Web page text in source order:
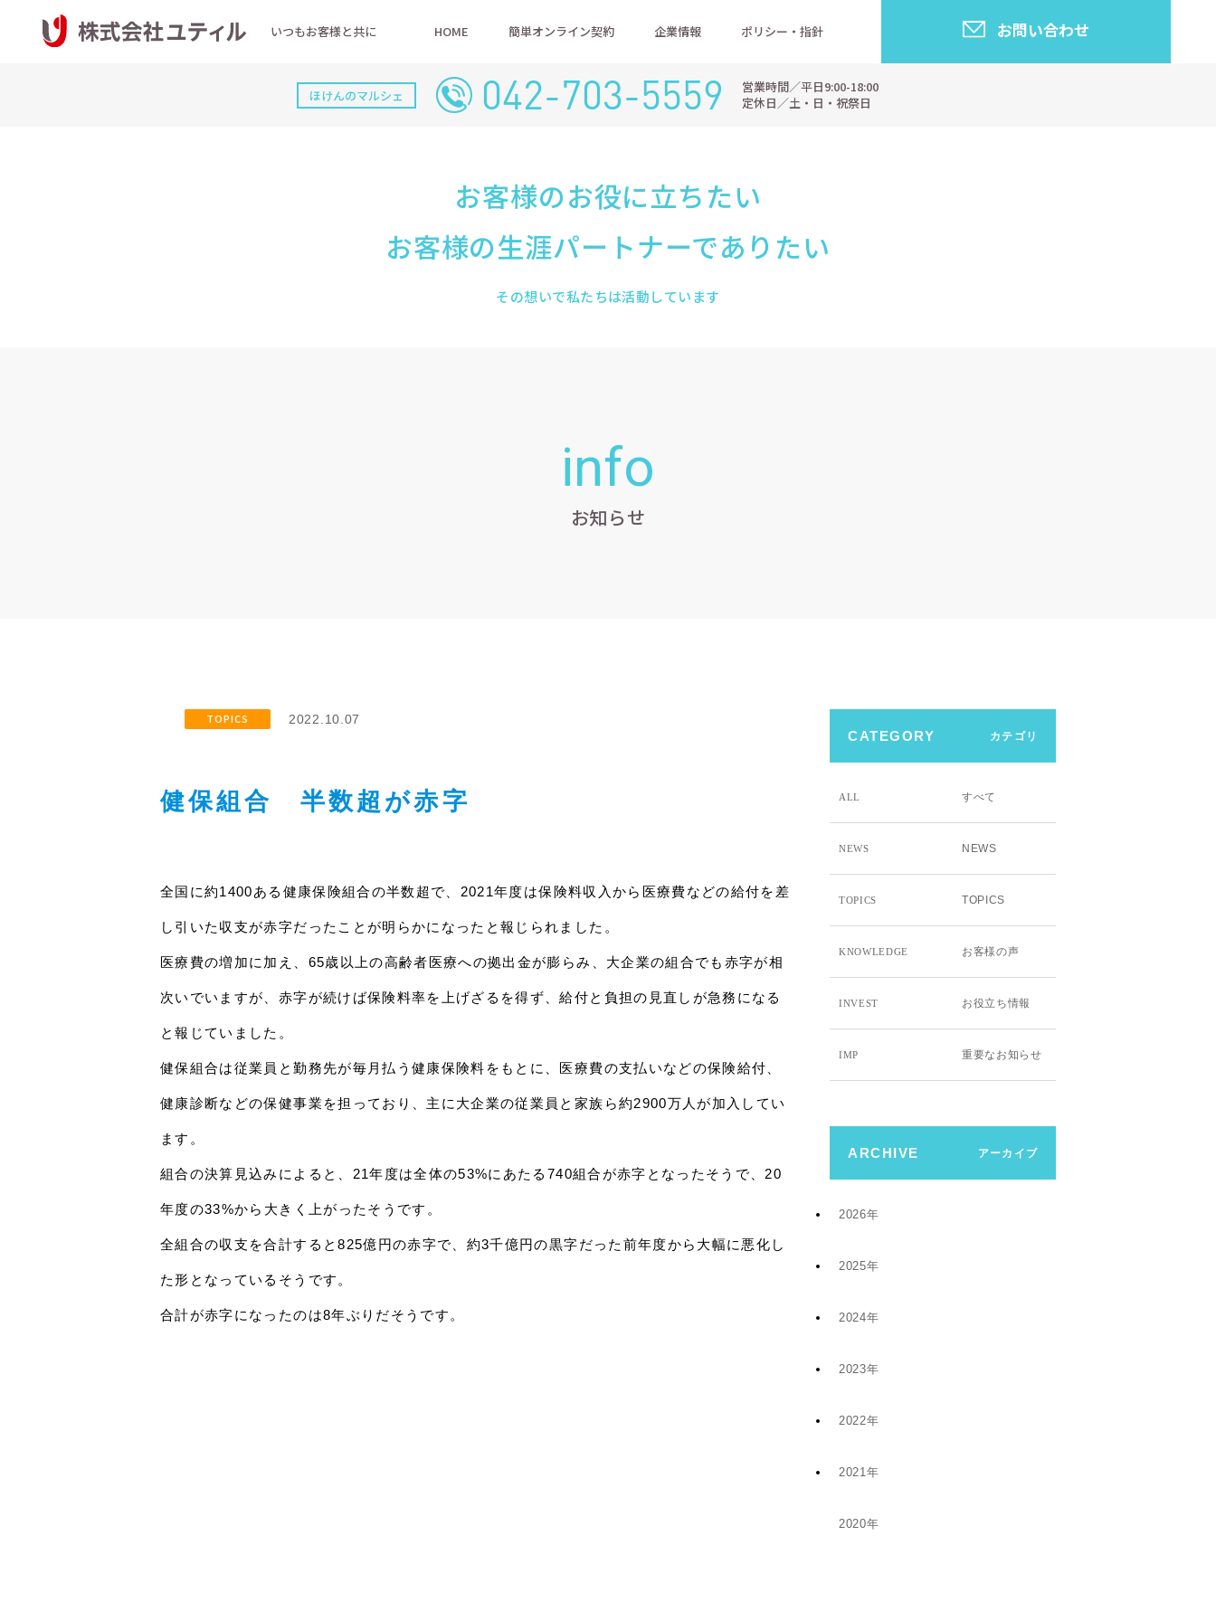
いつもお客様と共に HOME 簡単オンライン契約 企業情報 ポリシー・指針 お問い合わせ
ほけんのマルシェ 042-703-5559
営業時間／平日9:00-18:00
定休日／土・日・祝祭日
お客様のお役に立ちたい
お客様の生涯パートナーでありたい
その想いで私たちは活動しています
info
お知らせ
TOPICS 2022.10.07
健保組合 半数超が赤字
全国に約1400ある健康保険組合の半数超で、2021年度は保険料収入から医療費などの給付を差
し引いた収支が赤字だったことが明らかになったと報じられました。
医療費の増加に加え、65歳以上の高齢者医療への拠出金が膨らみ、大企業の組合でも赤字が相
次いでいますが、赤字が続けば保険料率を上げざるを得ず、給付と負担の見直しが急務になる
と報じていました。
健保組合は従業員と勤務先が毎月払う健康保険料をもとに、医療費の支払いなどの保険給付、
健康診断などの保健事業を担っており、主に大企業の従業員と家族ら約2900万人が加入してい
ます。
組合の決算見込みによると、21年度は全体の53%にあたる740組合が赤字となったそうで、20
年度の33%から大きく上がったそうです。
全組合の収支を合計すると825億円の赤字で、約3千億円の黒字だった前年度から大幅に悪化し
た形となっているそうです。
合計が赤字になったのは8年ぶりだそうです。
CATEGORY カテゴリ
ALL すべて
NEWS NEWS
TOPICS TOPICS
KNOWLEDGE お客様の声
INVEST お役立ち情報
IMP 重要なお知らせ
ARCHIVE アーカイブ
2026年
7月 (9)
4月 (2)
1月 (4)
2025年
12月 (6)
11月 (5)
8月 (1)
6月 (1)
2024年
11月 (8)
5月 (4)
1月 (1)
2023年
10月 (2)
8月 (5)
5月 (5)
2022年
12月 (9)
11月 (19)
2021年
12月 (1)
2020年